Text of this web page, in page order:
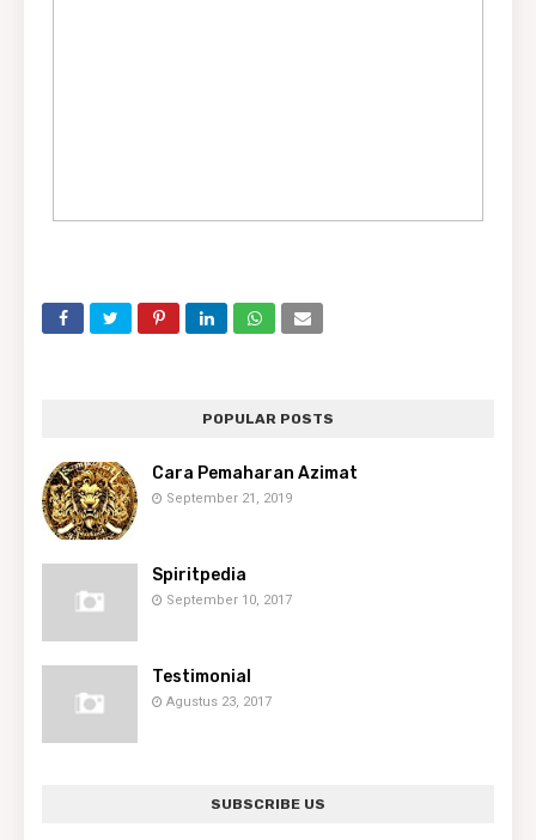
POPULAR POSTS
Cara Pemaharan Azimat
September 21, 2019
Spiritpedia
September 10, 2017
Testimonial
Agustus 23, 2017
SUBSCRIBE US